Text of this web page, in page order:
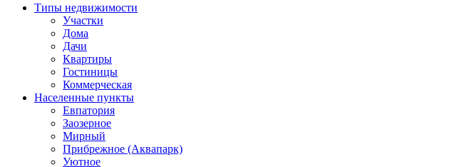
Типы недвижимости
Участки
Дома
Дачи
Квартиры
Гостиницы
Коммерческая
Населенные пункты
Евпатория
Заозерное
Мирный
Прибрежное (Аквапарк)
Уютное